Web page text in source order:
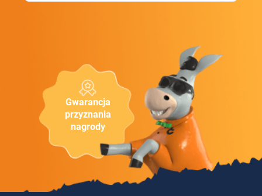
Gwarancja
przyznania
nagrody